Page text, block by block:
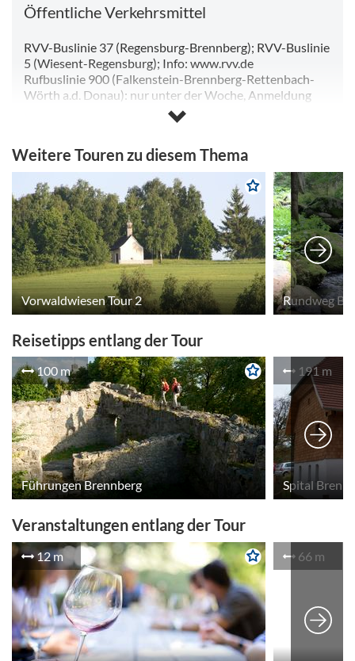
guten Kilometer wechseln wir auf einen
kleine Ortschaft Buchberg erreichen. Dort
lohnt ein kleiner Stopp im Biergarten des
Ferienhof Laumer. Der weitere Weg führt
und zuerst weiter bergab und an einer
Waldkreuzung biegen wir rechts ab und
nun müssen wir hinauf zur Ortschaft
uns einmal durch den Ort und ein Stopp am
sehenswerten Kloster Frauenzell ist Pflicht.
Über eine kleine Verbindungsstrasse
verlassen wir den Ort und alsbald tauchen
wir wieder in den Wald hinein. Auf dem
"alten Weiherweg" geht es weiter bergab
und am Ende des Weges sehen wir auch
schon zu unserer linken die "Einsiedelei".
Vor gut 30 Jahren wurde zum Gedenken an
einen Einsiedler, der hier im 18.
Jahrhundert lebte, diese kleine Klause
erbaut. Nun ist es nicht mehr weit. Wir
folgen dem Tal del Höllbachs, kommen am
kleinen Ort Waffenschmiede vorbei und
über einen Wiesenpfad, vorbei an vielen
Pferdekoppeln erreichen wir den Ort
Wiesent. Der Schlossplatz in Wiesent
bietet wieder sehr viele
Sehenswürdigkeiten, die entdeckt werden
wollen. Ebenso sind hier
Einkehrmöglichkeiten gegeben. Am
Sportplatz endet der Zubringer, wo wir auf
Öffentliche Verkehrsmittel
RVV-Buslinie 37 (Regensburg-Brennberg); RVV-Buslinie
5 (Wiesent-Regensburg); Info: www.rvv.de
Rufbuslinie 900 (Falkenstein-Brennberg-Rettenbach-
Wörth a.d. Donau): nur unter der Woche, Anmeldung
telefonisch unter 09971 1359498 von 6.30 bis 21.00 Uhr
https://bit.ly/rufbus900
Weitere Touren zu diesem Thema
Vorwaldwiesen Tour 2 Rundweg
Reisetipps entlang der Tour
100 m
Führungen Brennberg
191 m
Spital
Veranstaltungen entlang der Tour
12 m 66 m